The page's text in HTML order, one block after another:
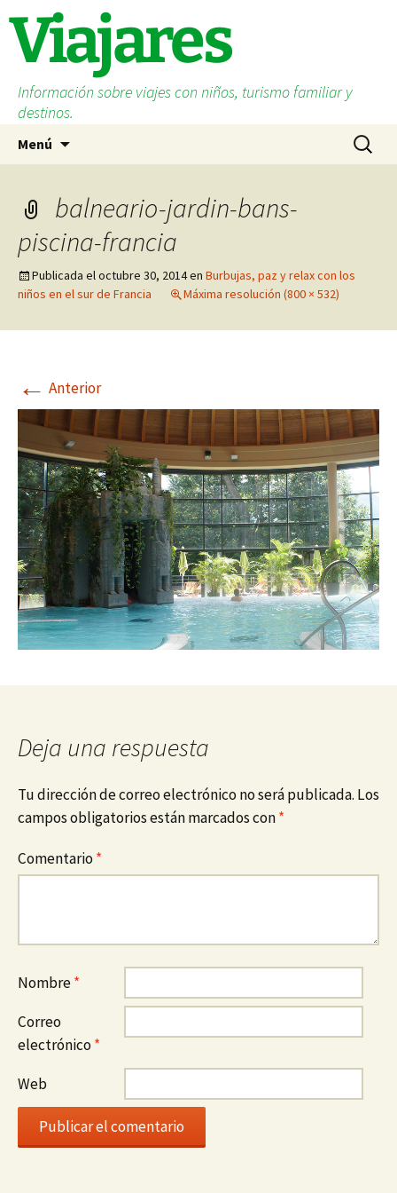
contenido
Viajares
Información sobre viajes con niños, turismo familiar y
destinos.
Menú Buscar:
balneario-jardin-bans-
piscina-francia
Publicada eloctubre 30, 2014en Burbujas, paz y relax con los
niños en el sur de Francia
Máxima resolución (800 × 532)
← Anterior
Deja una respuesta
Tu dirección de correo electrónico no será publicada. Los
campos obligatorios están marcados con*
Comentario*
Nombre*
Correo
electrónico*
Web